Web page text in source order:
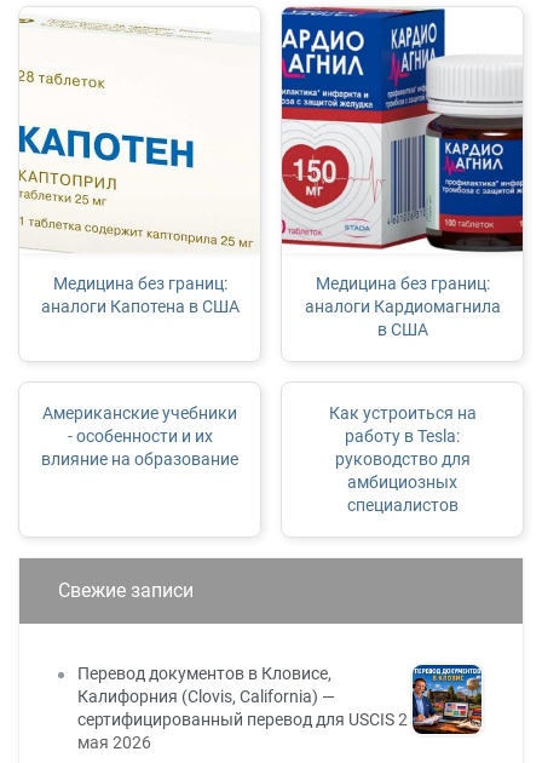
Медицина без границ:
аналоги Капотена в США
Медицина без границ:
аналоги Кардиомагнила
в США
Американские учебники
- особенности и их
влияние на образование
Как устроиться на
работу в Tesla:
руководство для
амбициозных
специалистов
Свежие записи
Перевод документов в Кловисе,
Калифорния (Clovis, California) —
сертифицированный перевод для USCIS2
мая 2026